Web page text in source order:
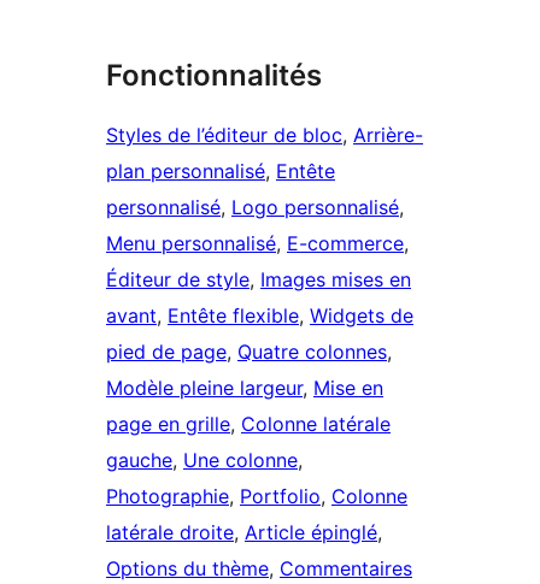
Fonctionnalités
Styles de l’éditeur de bloc, Arrière-
plan personnalisé, Entête
personnalisé, Logo personnalisé
Menu personnalisé, E-commerce
Éditeur de style, Images mises en
avant, Entête flexible, Widgets de
pied de page, Quatre colonnes
Modèle pleine largeur, Mise en
page en grille, Colonne latérale
gauche, Une colonne
Photographie, Portfolio, Colonne
latérale droite, Article épinglé
Options du thème, Commentaires